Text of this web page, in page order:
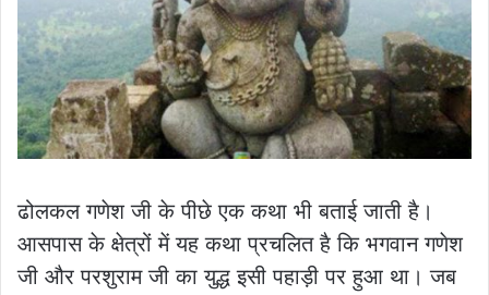
ढोलकल गणेश जी के पीछे एक कथा भी बताई जाती है।
आसपास के क्षेत्रों में यह कथा प्रचलित है कि भगवान गणेश
जी और परशुराम जी का युद्ध इसी पहाड़ी पर हुआ था। जब